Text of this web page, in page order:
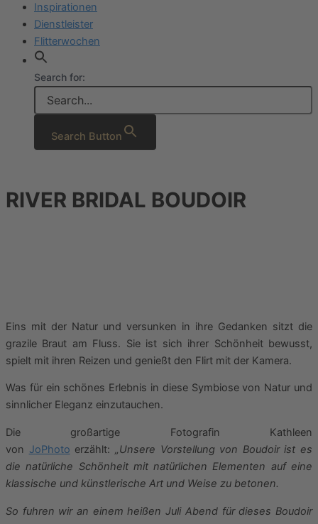
Inspirationen
Dienstleister
Flitterwochen
Search for:
Search Button
RIVER BRIDAL BOUDOIR
Eins mit der Natur und versunken in ihre Gedanken sitzt die
grazile Braut am Fluss. Sie ist sich ihrer Schönheit bewusst,
spielt mit ihren Reizen und genießt den Flirt mit der Kamera.
Was für ein schönes Erlebnis in diese Symbiose von Natur und
sinnlicher Eleganz einzutauchen.
Die großartige Fotografin Kathleen
von JoPhoto erzählt: „Unsere Vorstellung von Boudoir ist es
die natürliche Schönheit mit natürlichen Elementen auf eine
klassische und künstlerische Art und Weise zu betonen.
So fuhren wir an einem heißen Juli Abend für dieses Boudoir